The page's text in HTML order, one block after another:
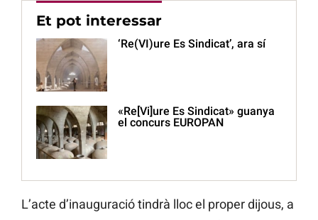
Et pot interessar
‘Re(VI)ure Es Sindicat’, ara sí
«Re[Vi]ure Es Sindicat» guanya
el concurs EUROPAN
L’acte d’inauguració tindrà lloc el proper dijous, a